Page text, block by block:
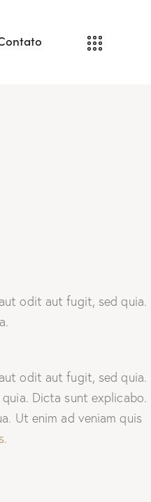
odit aut fugit, sed quia.
odit aut fugit, sed quia.
Dicta sunt explicabo.
Ut enim ad veniam quis